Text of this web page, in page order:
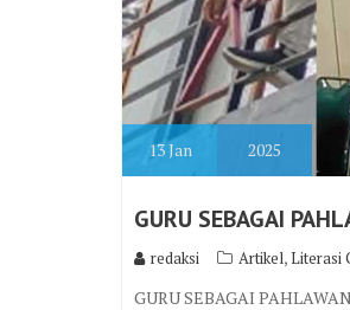
13Jan 2025
GURU SEBAGAI
redaksi Artikel,Literasi
GURU SEBAGAI